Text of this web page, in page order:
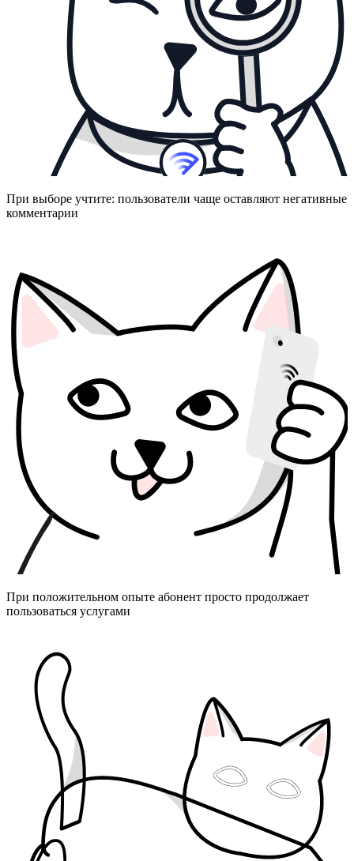
При выборе учтите: пользователи чаще оставляют негативные
комментарии
При положительном опыте абонент просто продолжает
пользоваться услугами